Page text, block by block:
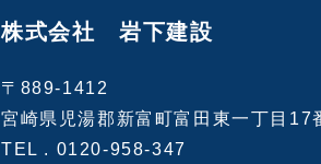
株式会社 岩下建設
〒889-1412
宮崎県児湯郡新富町富田東一丁目17
TEL . 0120-958-347